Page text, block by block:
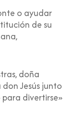
o ayudar
de su
doña
Jesús junto
para divertirse»